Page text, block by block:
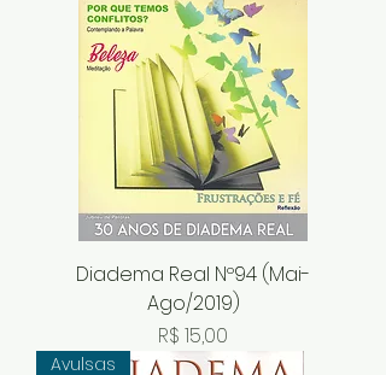
Diadema Real Nº94 (Mai-
Ago/2019)
Preço
R$ 15,00
Avulsas